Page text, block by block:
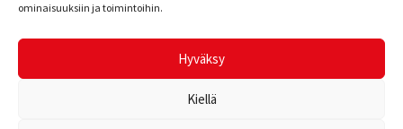
ominaisuuksiin ja toimintoihin.
Hyväksy
Kiellä
Maanantai - Tiistai 09.00 - 17.00